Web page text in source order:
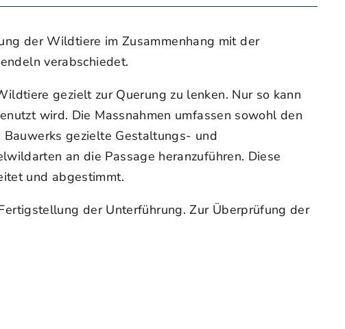
der Wildtiere im Zusammenhang mit der
verabschiedet.
gezielt zur Querung zu lenken. Nur so kann
wird. Die Massnahmen umfassen sowohl den
gezielte Gestaltungs- und
an die Passage heranzuführen. Diese
und abgestimmt.
der Unterführung. Zur Überprüfung der